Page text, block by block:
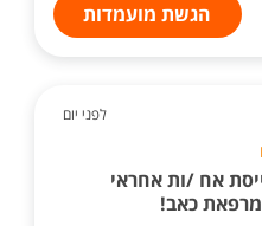
הגשת מועמדות
לפני יום
אח /ות אחראי
כאב!